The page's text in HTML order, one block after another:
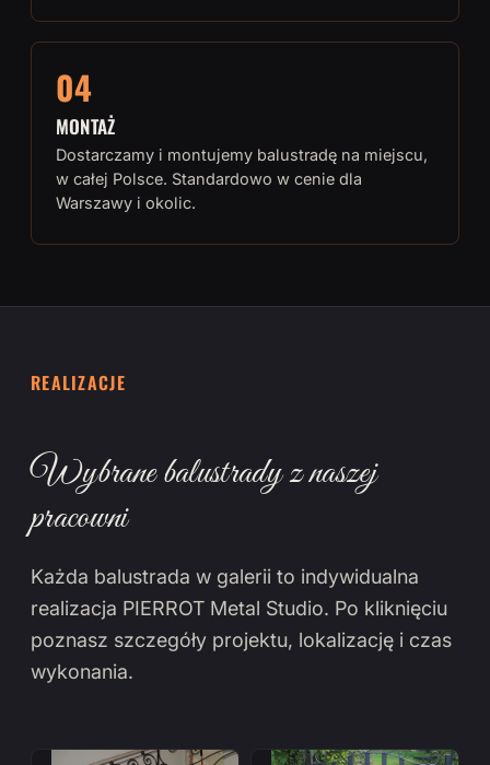
04
MONTAŻ
Dostarczamy i montujemy balustradę na miejscu,
w całej Polsce. Standardowo w cenie dla
Warszawy i okolic.
REALIZACJE
Wybrane balustrady z naszej
pracowni
Każda balustrada w galerii to indywidualna
realizacja PIERROT Metal Studio. Po kliknięciu
poznasz szczegóły projektu, lokalizację i czas
wykonania.